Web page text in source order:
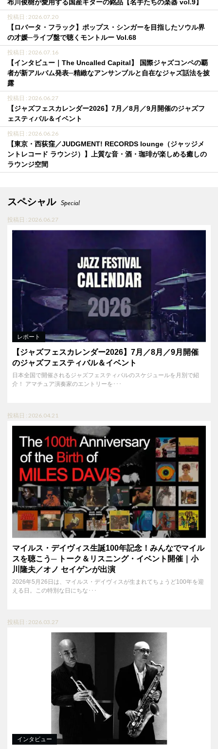
布川俊樹が愛用する国産ギターの銘品【名手たちの楽器 vol.9】
投稿日 : 2026.07.20
【ロバータ・フラック】ポップス・シンガーを目指したソウル界
の才媛─ライブ盤で聴くモントルー Vol.68
投稿日 : 2026.07.16
【インタビュー｜The Uncalled Capital】 国際ジャズコンペの覇
者が新アルバム発表─精緻なアンサンブルと自在なジャズ話法を披
露
投稿日 : 2026.06.27
【ジャズフェスカレンダー2026】7月／8月／9月開催のジャズフ
ェスティバル＆イベント
投稿日 : 2026.06.26
【東京・西荻窪／JUDGMENT! RECORDS lounge（ジャッジメ
ントレコード ラウンジ）】上質な音・酒・珈琲が楽しめる癒しの
ラウンジ空間
スペシャル Special
投稿日 : 2026.06.27
レポート
【ジャズフェスカレンダー2026】7月／8月／9月開催
のジャズフェスティバル＆イベント
日本全国で開催されるジャズフェスティバルのスケジュールを月別で紹
介！ アマチュア演奏家のエントリーを･･･
投稿日 : 2026.04.21
マイルス・デイヴィス生誕100年記念！みんなでマイル
スを聴こう─ トーク＆リスニング・イベント開催｜小
川隆夫／オノ セイゲンが出演
2026年5月26日は、マイルス・デイヴィスが生まれてちょうど100年を迎
える日。この特別な日にちな･･･
投稿日 : 2026.03.27
インタビュー